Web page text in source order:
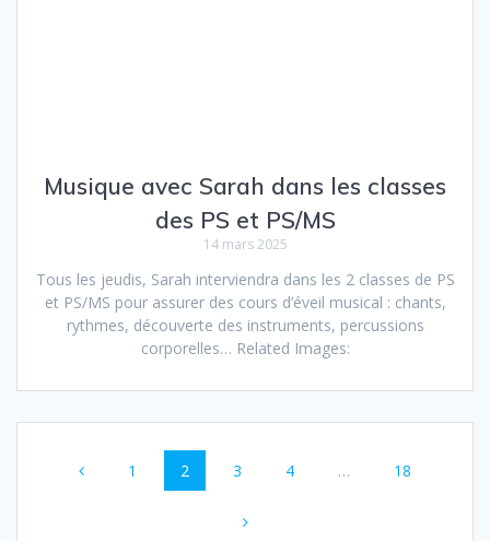
Musique avec Sarah dans les classes
des PS et PS/MS
14 mars 2025
Tous les jeudis, Sarah interviendra dans les 2 classes de PS
et PS/MS pour assurer des cours d’éveil musical : chants,
rythmes, découverte des instruments, percussions
corporelles… Related Images:
1 2 3 4 … 18